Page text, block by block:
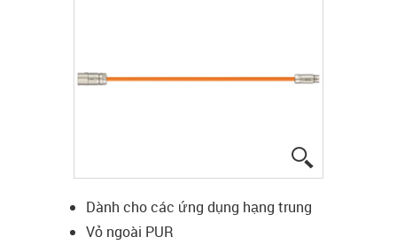
Dành cho các ứng dụng hạng trung
Vỏ ngoài PUR